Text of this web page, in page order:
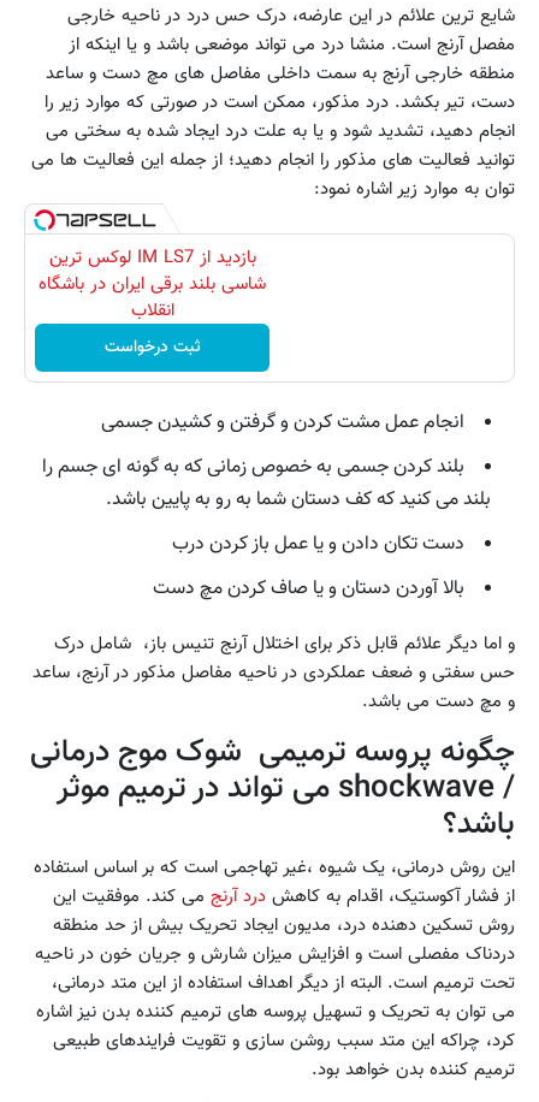
شایع ترین علائم در این عارضه، درک حس درد در ناحیه خارجی
مفصل آرنج است. منشا درد می تواند موضعی باشد و یا اینکه از
منطقه خارجی آرنج به سمت داخلی مفاصل های مچ دست و ساعد
دست، تیر بکشد. درد مذکور، ممکن است در صورتی که موارد زیر را
انجام دهید، تشدید شود و یا به علت درد ایجاد شده به سختی می
توانید فعالیت های مذکور را انجام دهید؛ از جمله این فعالیت ها می
توان به موارد زیر اشاره نمود:
بازدید از IM LS7 لوکس ترین
شاسی بلند برقی ایران در باشگاه
انقلاب
ثبت درخواست
انجام عمل مشت کردن و گرفتن و کشیدن جسمی
بلند کردن جسمی به خصوص زمانی که به گونه ای جسم را
بلند می کنید که کف دستان شما به رو به پایین باشد.
دست تکان دادن و یا عمل باز کردن درب
بالا آوردن دستان و یا صاف کردن مچ دست
و اما دیگر علائم قابل ذکر برای اختلال آرنج تنیس باز، شامل درک
حس سفتی و ضعف عملکردی در ناحیه مفاصل مذکور در آرنج، ساعد
و مچ دست می باشد.
چگونه پروسه ترمیمی شوک موج درمانی
/ shockwave می تواند در ترمیم موثر
باشد؟
این روش درمانی، یک شیوه ،غیر تهاجمی است که بر اساس استفاده
از فشار آکوستیک، اقدام به کاهش درد آرنج می کند. موفقیت این
روش تسکین دهنده درد، مدیون ایجاد تحریک بیش از حد منطقه
دردناک مفصلی است و افزایش میزان شارش و جریان خون در ناحیه
تحت ترمیم است. البته از دیگر اهداف استفاده از این متد درمانی،
می توان به تحریک و تسهیل پروسه های ترمیم کننده بدن نیز اشاره
کرد، چراکه این متد سبب روشن سازی و تقویت فرایندهای طبیعی
ترمیم کننده بدن خواهد بود.